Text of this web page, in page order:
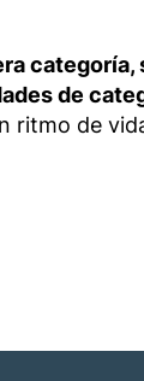
de
ritmo de